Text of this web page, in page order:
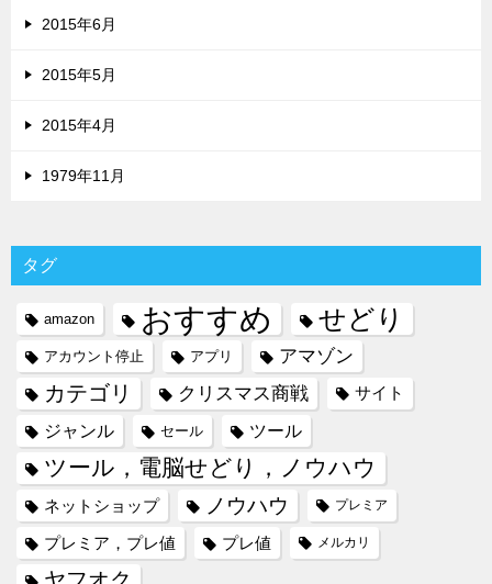
2015年6月
2015年5月
2015年4月
1979年11月
タグ
amazon おすすめ せどり
アカウント停止 アプリ アマゾン
カテゴリ クリスマス商戦 サイト
ジャンル セール ツール
ツール，電脳せどり，ノウハウ
ネットショップ ノウハウ プレミア
プレミア，プレ値 プレ値 メルカリ